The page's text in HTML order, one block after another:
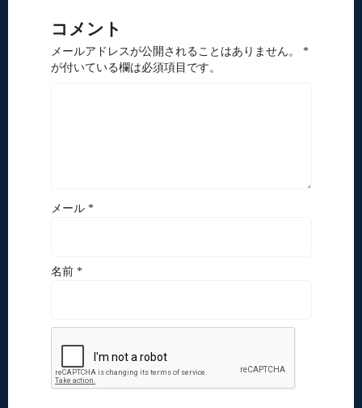
コメント
メールアドレスが公開されることはありません。 *
が付いている欄は必須項目です。
メール *
名前 *